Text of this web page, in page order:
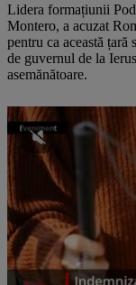
Lidera formațiunii
Montero, a acuzat
pentru ca această
de guvernul de la
asemănătoare.